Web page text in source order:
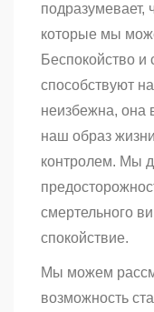
подразумевает,
которые мы
Беспокойство
способствуют
неизбежна, она
наш образ
контролем. Мы
смертельного
спокойствие.
Мы можем
возможность